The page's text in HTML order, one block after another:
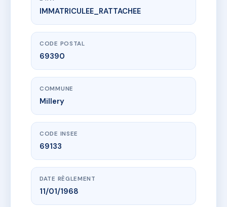
www.vme.plus/AD2630044
LE SENTIER
27 Avenue du Sentier
IMMATRICULEE_RATTACHEE
CODE POSTAL
69390
COMMUNE
Millery
CODE INSEE
69133
DATE RÈGLEMENT
11/01/1968